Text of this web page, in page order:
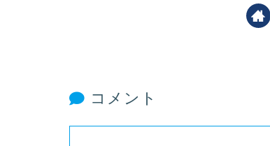
コメント